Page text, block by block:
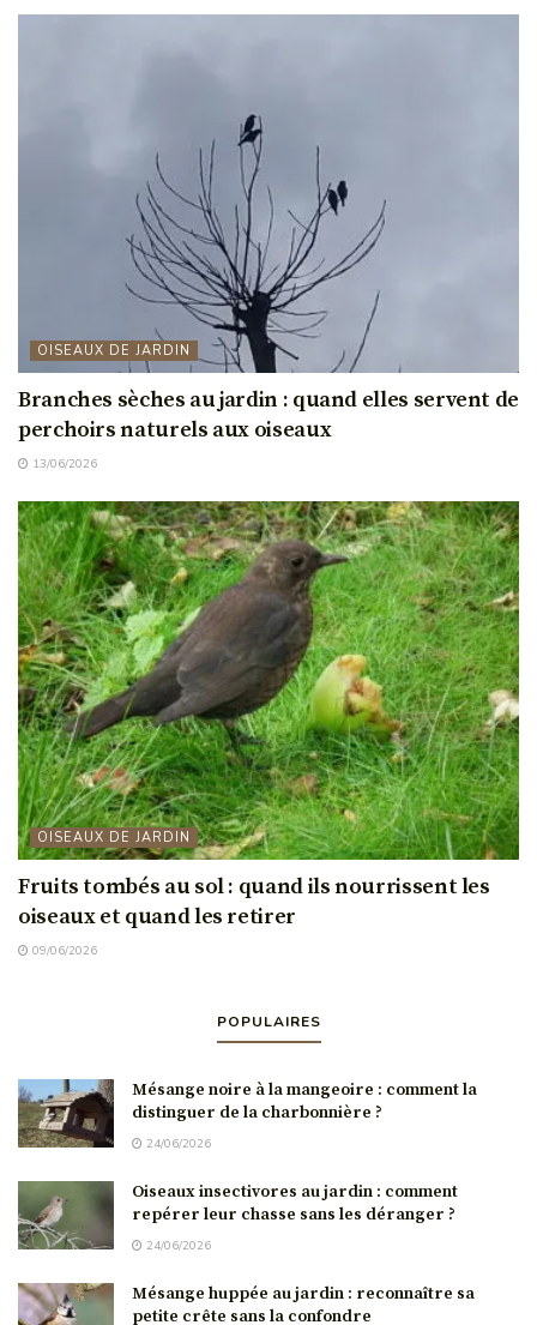
OISEAUX DE JARDIN
Branches sèches au jardin : quand elles servent de
perchoirs naturels aux oiseaux
13/06/2026
OISEAUX DE JARDIN
Fruits tombés au sol : quand ils nourrissent les
oiseaux et quand les retirer
09/06/2026
POPULAIRES
Mésange noire à la mangeoire : comment la
distinguer de la charbonnière ?
24/06/2026
Oiseaux insectivores au jardin : comment
repérer leur chasse sans les déranger ?
24/06/2026
Mésange huppée au jardin : reconnaître sa
petite crête sans la confondre